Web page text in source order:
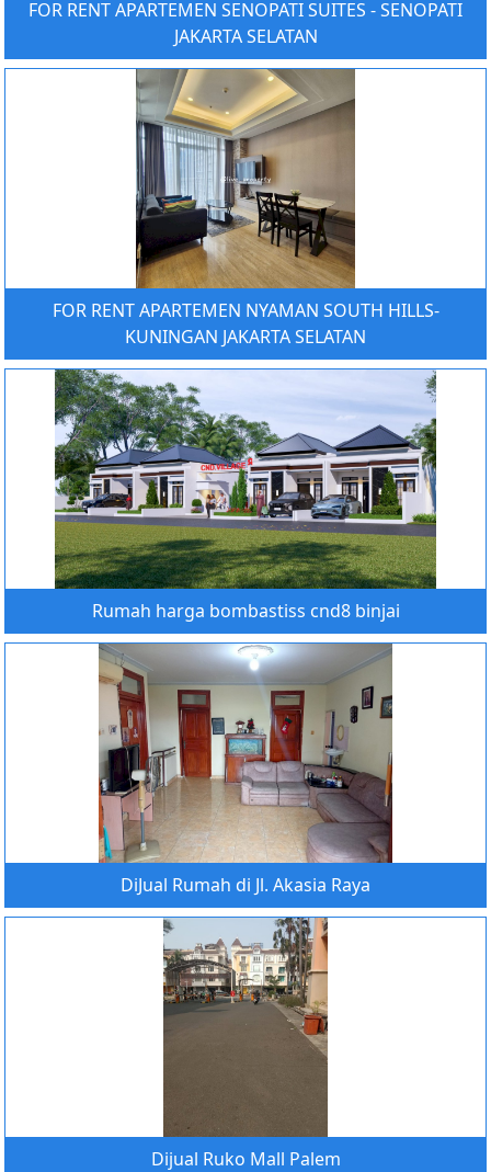
FOR RENT APARTEMEN SENOPATI SUITES - SENOPATI
JAKARTA SELATAN
FOR RENT APARTEMEN NYAMAN SOUTH HILLS-
KUNINGAN JAKARTA SELATAN
Rumah harga bombastiss cnd8 binjai
DiJual Rumah di Jl. Akasia Raya
Dijual Ruko Mall Palem